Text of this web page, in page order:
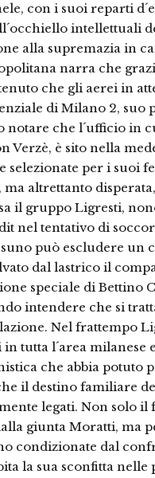
con i suoi reparti
intellettuali
alla supremazia in
narra che
che gli aerei in
di Milano 2, suo
notare che l´ufficio in
Verzè, è sito nella
selezionate per i suoi
altrettanto
il gruppo Ligresti,
nel tentativo di
può escludere un
dal lastrico il
speciale di Bettino
intendere che si
Nel frattempo
tutta l´area milanese
che abbia potuto
il destino familiare
legati. Non solo
giunta Moratti, ma
condizionate dal
la sua sconfitta